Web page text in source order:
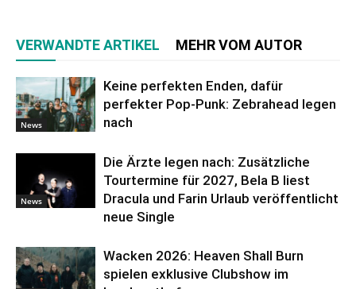
VERWANDTE ARTIKEL MEHR VOM AUTOR
News
Keine perfekten Enden, dafür
perfekter Pop-Punk: Zebrahead legen
nach
News
Die Ärzte legen nach: Zusätzliche
Tourtermine für 2027, Bela B liest
Dracula und Farin Urlaub veröffentlicht
neue Single
Wacken 2026: Heaven Shall Burn
spielen exklusive Clubshow im